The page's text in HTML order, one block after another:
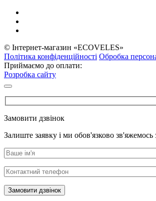
© Інтернет-магазин «ECOVELES»
Політика конфіденційності Обробка
Приймаємо до оплати:
Розробка сайту
Замовити дзвінок
Залиште заявку і ми обов'язково
Замовити дзвінок